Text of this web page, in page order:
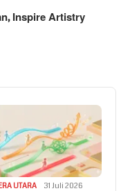
Inspire Artistry
UTARA 31 Juli 2026